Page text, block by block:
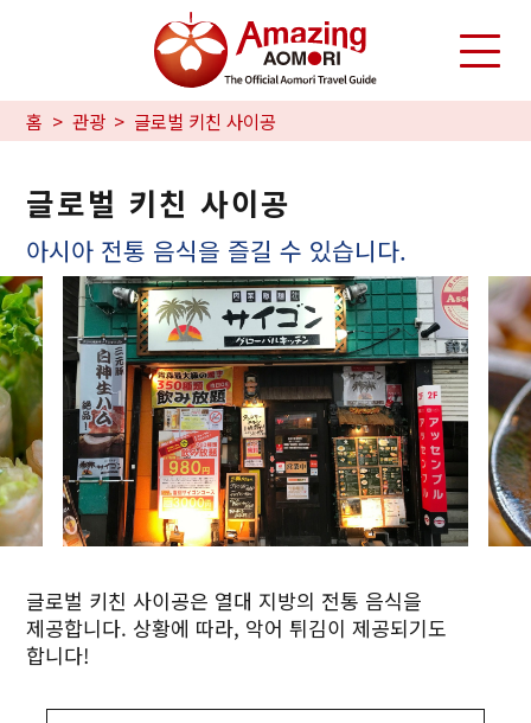
홈 관광 글로벌 키친 사이공
글로벌 키친 사이공
아시아 전통 음식을 즐길 수 있습니다.
글로벌 키친 사이공은 열대 지방의 전통 음식을
제공합니다. 상황에 따라, 악어 튀김이 제공되기도
합니다!